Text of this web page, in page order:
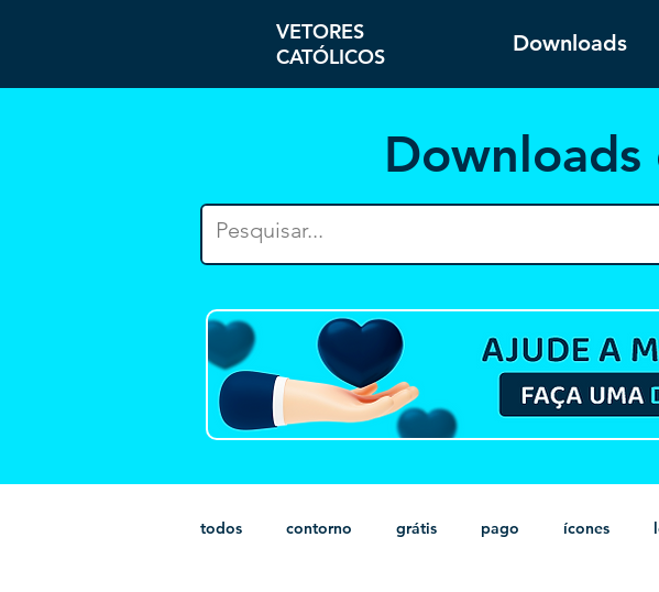
VETORES
CATÓLICOS
Downloads
Downloads
todos contorno grátis pago ícones